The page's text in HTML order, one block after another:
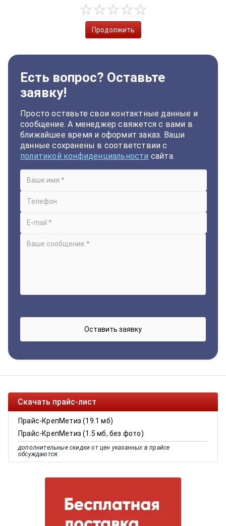
Продолжить
Есть вопрос? Оставьте
заявку!
Просто оставьте свои контактные данные и
сообщение. А менеджер свяжется с вами в
ближайшее время и оформит заказ. Ваши
данные сохранены в соответствии с
политикой конфиденциальности сайта.
Скачать прайс-лист
Прайс-КрепМетиз (19.1 мб)
Прайс-КрепМетиз (1.5 мб, без фото)
дополнительные скидки от цен указанных в прайсе
обсуждаются.